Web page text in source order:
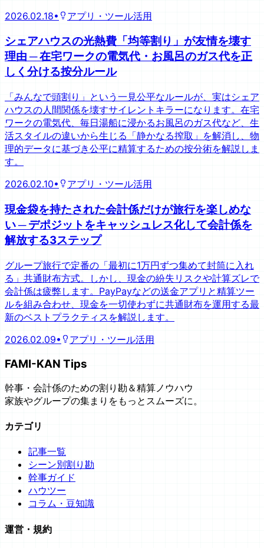
2026.02.18• アプリ・ツール活用
シェアハウスの光熱費「均等割り」が友情を壊す
理由 ─ 在宅ワークの電気代・お風呂のガス代を正
しく分ける按分ルール
「みんなで頭割り」という一見公平なルールが、実はシェア
ハウスの人間関係を壊すサイレントキラーになります。在宅
ワークの電気代、毎日湯船に浸かるお風呂のガス代など、生
活スタイルの違いから生じる「静かなる搾取」を解消し、物
理的データに基づき公平に精算するための按分術を解説しま
す。
2026.02.10• アプリ・ツール活用
現金袋を持たされた会計係だけが旅行を楽しめな
い ─ デポジットをキャッシュレス化して会計係を
解放する3ステップ
グループ旅行で定番の「最初に1万円ずつ集めて封筒に入れ
る」共通財布方式。しかし、現金の紛失リスクや計算ズレで
会計係は疲弊します。PayPayなどの送金アプリと精算ツー
ルを組み合わせ、現金を一切使わずに共通財布を運用する最
新のベストプラクティスを解説します。
2026.02.09• アプリ・ツール活用
FAMI-KAN Tips
幹事・会計係のための割り勘＆精算ノウハウ
家族やグループの集まりをもっとスムーズに。
カテゴリ
記事一覧
シーン別割り勘
幹事ガイド
ハウツー
コラム・豆知識
運営・規約